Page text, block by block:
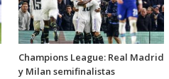
Champions League: Real Madrid
y Milan semifinalistas